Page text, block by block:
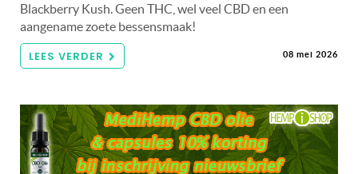
Blackberry Kush. Geen THC, wel veel CBD en een
aangename zoete bessensmaak!
LEES VERDER 08 mei 2026